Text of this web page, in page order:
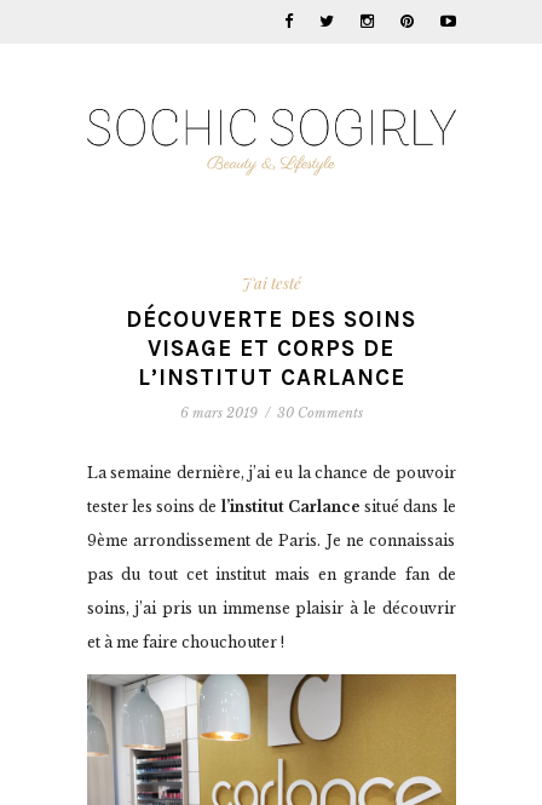
J'ai testé
DÉCOUVERTE DES SOINS
VISAGE ET CORPS DE
L’INSTITUT CARLANCE
6 mars 2019 / 30 Comments
La semaine dernière, j’ai eu la chance de pouvoir
tester les soins de l’institut Carlance situé dans le
9ème arrondissement de Paris. Je ne connaissais
pas du tout cet institut mais en grande fan de
soins, j’ai pris un immense plaisir à le découvrir
et à me faire chouchouter !